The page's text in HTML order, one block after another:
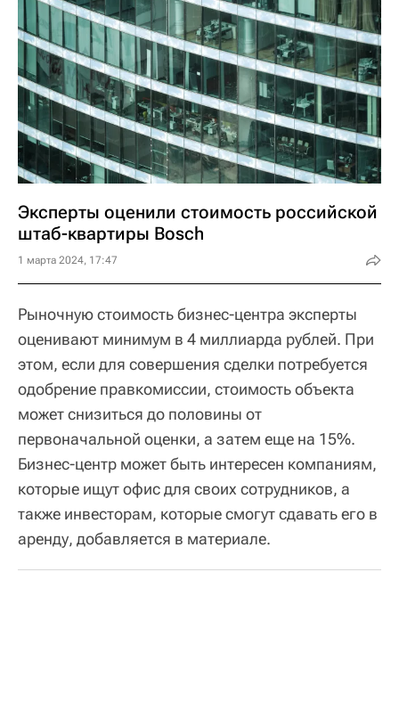
Эксперты оценили стоимость российской
штаб-квартиры Bosch
1 марта 2024, 17:47
Рыночную стоимость бизнес-центра эксперты
оценивают минимум в 4 миллиарда рублей. При
этом, если для совершения сделки потребуется
одобрение правкомиссии, стоимость объекта
может снизиться до половины от
первоначальной оценки, а затем еще на 15%.
Бизнес-центр может быть интересен компаниям,
которые ищут офис для своих сотрудников, а
также инвесторам, которые смогут сдавать его в
аренду, добавляется в материале.